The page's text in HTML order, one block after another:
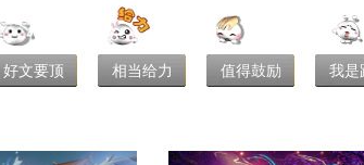
好文要顶 相当给力 值得鼓励 我是